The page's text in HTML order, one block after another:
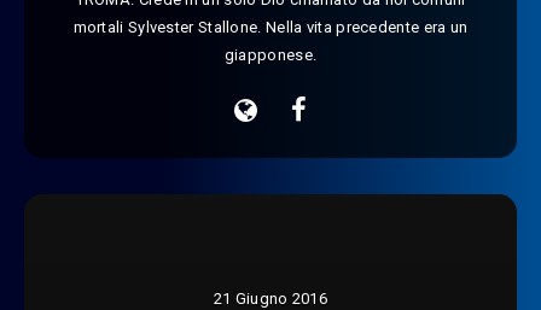
mortali Sylvester Stallone. Nella vita precedente era un
giapponese.
21 Giugno 2016